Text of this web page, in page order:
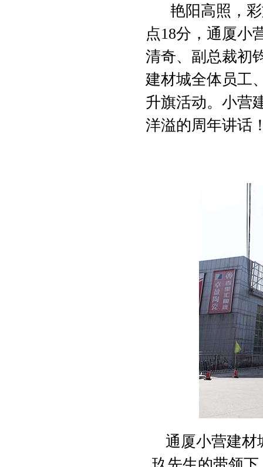
艳阳高照，彩
点18分，通厦小
清奇、副总裁初
建材城全体员工
升旗活动。小营
洋溢的周年讲话
通厦小营建材